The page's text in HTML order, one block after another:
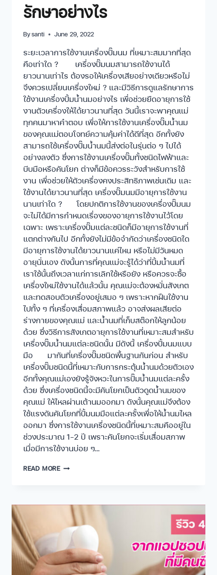
รักษาอย่างไร
Bysanti June 29, 2022
ระยะเวลาการใช้งานเครื่องปั๊มนม ที่เหมาะสมมากที่สุด
คือเท่าใด ? เครื่องปั๊มนมสามารถใช้งานได้
ยาวนานเท่าไร ต้องรอให้เครื่องเสียอย่างเดียวหรือไม่
จึงควรเปลี่ยนเครื่องใหม่ ? และมีวิธีการดูแลรักษาการ
ใช้งานเครื่องปั้มน้ำนมอย่างไร เพื่อช่วยยืดอายุการใช้
งานตัวเครื่องให้ได้ยาวนานที่สุด วันนี้เราจะพาคุณแม่
ทุกคนมาหาคำตอบ เพื่อให้การใช้งานเครื่องปั๊มน้ำนม
ของคุณแม่ตอบโจทย์ความคุ้มค่าได้ดีที่สุด อีกทั้งยัง
สามารถใช้เครื่องปั๊มน้ำนมนี้ส่งต่อในรุ่นต่อ ๆ ไปได้
อย่างลงตัว ซึ่งการใช้งานเครื่องปั๊มทั้งชนิดไฟฟ้าและ
บีบมือหรือคันโยก ต่างก็มีข้อควรระวังสำหรับการใช้
งาน เพื่อช่วยให้ตัวเครื่องคงประสิทธิภาพเช่นเดิม และ
ใช้งานได้ยาวนานที่สุด เครื่องปั๊มนมมีอายุการใช้งาน
นานเท่าใด ? โดยปกติการใช้งานของเครื่องปั๊มนม
จะไม่ได้มีการกำหนดเรื่องของอายุการใช้งานไว้โดย
เฉพาะ เพราะเครื่องปั๊มแต่ละชนิดก็มีอายุการใช้งานที่
แตกต่างกันไป อีกทั้งยังไม่มีข้อจำกัดว่าเครื่องชนิดใด
มีอายุการใช้งานได้ยาวนานแค่ไหน หรือไม่มีวันหมด
อายุนั่นเอง ดังนั้นการที่คุณแม่จะรู้ได้ว่าที่ปั้มน้ำนมที่
เราใช้นั้นถึงเวลาแก่การเลิกใช้หรือยัง หรือควรจะซื้อ
เครื่องใหม่ใช้งานได้แล้วนั้น คุณแม่จะต้องหมั่นสังเกต
และทดสอบตัวเครื่องอยู่เสมอ ๆ เพราะหากฝืนใช้งาน
ไปทั้ง ๆ ที่เครื่องเสื่อมสภาพแล้ว อาจส่งผลเสียต่อ
ร่างกายของคุณแม่ และน้ำนมที่เก็บสต๊อกให้ลูกน้อย
ด้วย ซึ่งวิธีการสังเกตอายุการใช้งานที่เหมาะสมสำหรับ
เครื่องปั๊มน้ำนมแต่ละชนิดนั้น มีดังนี้ เครื่องปั้มนมแบบ
มือ มากันที่เครื่องปั๊มชนิดพื้นฐานกันก่อน สำหรับ
เครื่องปั๊มชนิดนี้ที่เหมาะกับการกระตุ้นน้ำนมด้วยตัวเอง
อีกทั้งคุณแม่เองยังรู้จังหวะในการปั๊มน้ำนมแต่ละครั้ง
ด้วย ซึ่งเครื่องชนิดนี้จะมีคันโยกเป็นตัวดูดน้ำนมของ
คุณแม่ ให้ไหลผ่านเต้านมออกมา ดังนั้นคุณแม่จึงต้อง
ใช้แรงดันคันโยกที่ปั้มนมมือแต่ละครั้งเพื่อให้น้ำนมไหล
ออกมา ซึ่งการใช้งานเครื่องชนิดนี้ที่เหมาะสมคืออยู่ใน
ช่วงประมาณ 1-2 ปี เพราะคันโยกจะเริ่มเสื่อมสภาพ
เมื่อมีการใช้งานบ่อย ๆ…
READ MORE